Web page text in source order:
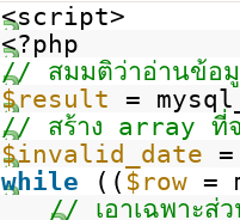
<script>
<?php
// สมมติว่าอ่านข้อมู
$result =
// สร้าง array ที่จะ
$invalid_date
while (( $row =
// เอาเฉพาะส่